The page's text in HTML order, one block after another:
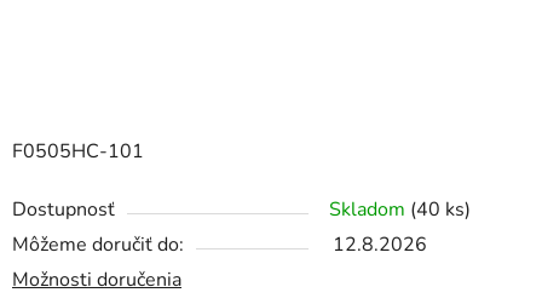
F0505HC-101
Dostupnosť Skladom (40 ks)
Môžeme doručiť do:
12.8.2026
Možnosti doručenia